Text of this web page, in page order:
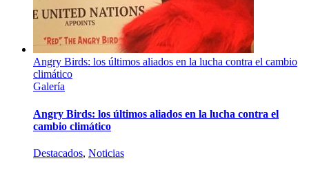
Angry Birds: los últimos aliados en la lucha contra el cambio
climático
Galería
Angry Birds: los últimos aliados en la lucha contra el
cambio climático
Destacados, Noticias